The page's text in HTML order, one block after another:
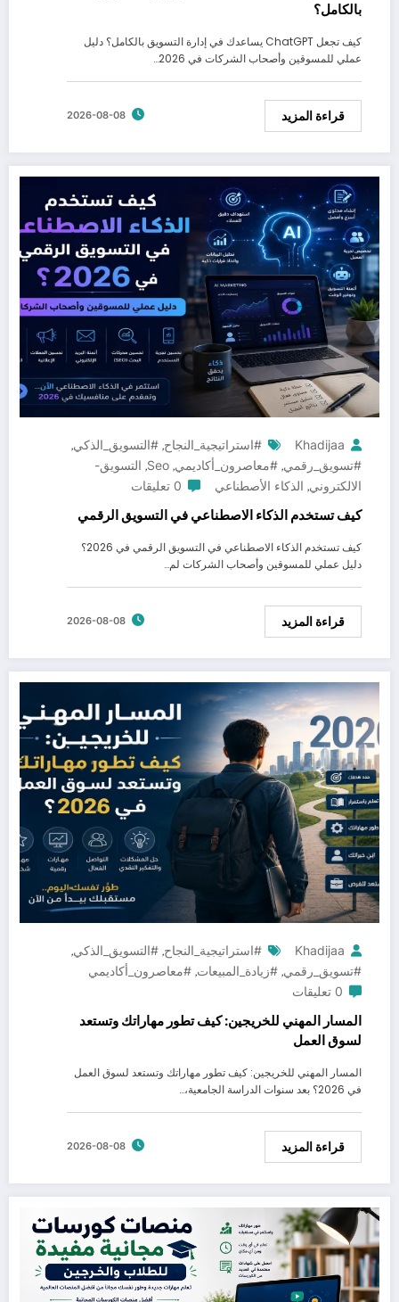
بالكامل؟
كيف تجعل ChatGPT يساعدك في إدارة التسويق بالكامل؟ دليل
عملي للمسوقين وأصحاب الشركات في 2026…
قراءة المزيد 2026-08-08
Khadijaa #استراتيجية_النجاح, #التسويق_الذكي,
#تسويق_رقمي, #معاصرون_أكاديمي,
Seo
, التسويق-
الالكتروني, الذكاء الأصطناعي 0 تعليقات
كيف تستخدم الذكاء الاصطناعي في التسويق الرقمي
كيف تستخدم الذكاء الاصطناعي في التسويق الرقمي في 2026؟
دليل عملي للمسوقين وأصحاب الشركات لم…
قراءة المزيد 2026-08-08
Khadijaa #استراتيجية_النجاح, #التسويق_الذكي,
#تسويق_رقمي, #زيادة_المبيعات, #معاصرون_أكاديمي
0 تعليقات
المسار المهني للخريجين: كيف تطور مهاراتك وتستعد
لسوق العمل
المسار المهني للخريجين: كيف تطور مهاراتك وتستعد لسوق العمل
في 2026؟ بعد سنوات الدراسة الجامعية،…
قراءة المزيد 2026-08-08